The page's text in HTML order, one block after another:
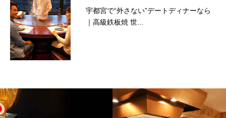
宇都宮で“外さない”デートディナーなら
｜高級鉄板焼 世...